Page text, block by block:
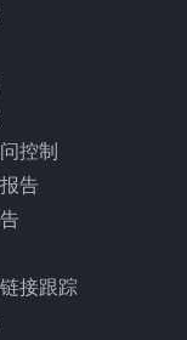
控制
告
接跟踪